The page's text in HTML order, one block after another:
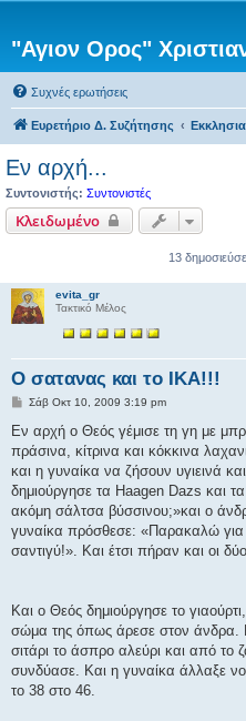
"Αγιον Ορος"
Συχνές ερωτήσεις
Ευρετήριο Δ. Συζήτησης
Εν αρχή...
Συντονιστής: Συντονιστές
Κλειδωμένο
13
evita_gr
Τακτικό Μέλος
Ο σατανας και το ΙΚΑ!!!
Δ
μ
σ
ί
υ
σ
Σάβ Οκτ 10, 2009 3:19 pm
Εν αρχή ο Θεός γέμισε τη γη με
πράσινα, κίτρινα και κόκκινα
και η γυναίκα να ζήσουν υγιεινά
δημιούργησε τα Haagen Dazs και
ακόμη σάλτσα βύσσινου;»και ο
γυναίκα πρόσθεσε: «Παρακαλώ
σαντιγύ!». Και έτσι πήραν και οι
Και ο Θεός δημιούργησε το
σώμα της όπως άρεσε στον άνδρα.
σιτάρι το άσπρο αλεύρι και από το
συνδύασε. Και η γυναίκα άλλαξε
το 38 στο 46.